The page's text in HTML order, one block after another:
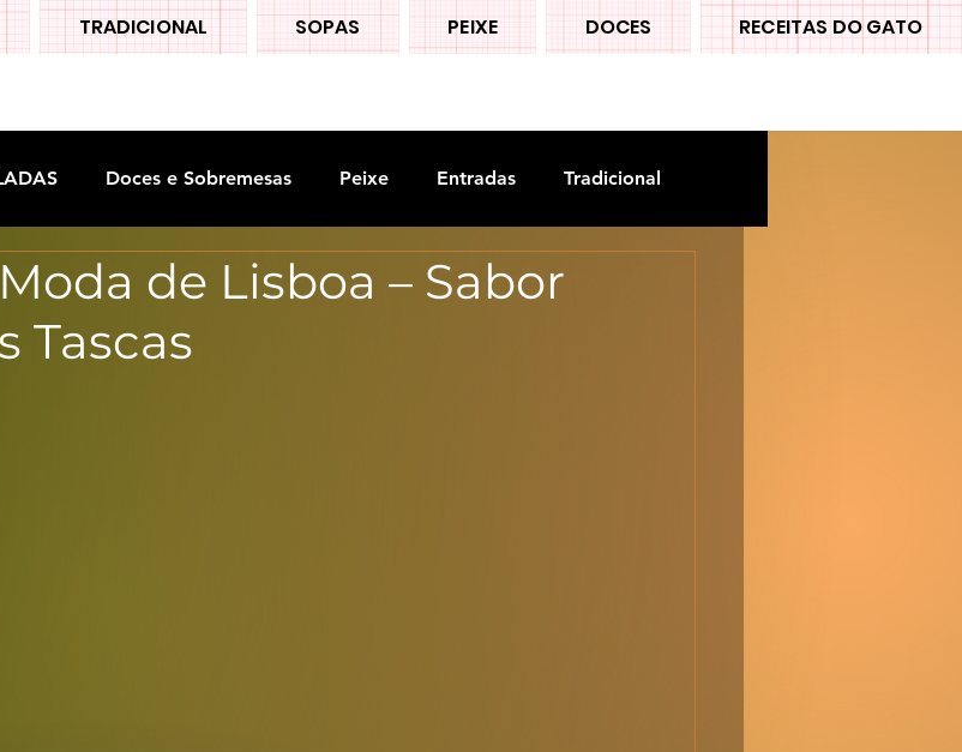
TRADICIONAL SOPAS PEIXE DOCES RECEITAS DO GATO
Doces e Sobremesas Peixe Entradas Tradicional
de Lisboa – Sabor
Tascas